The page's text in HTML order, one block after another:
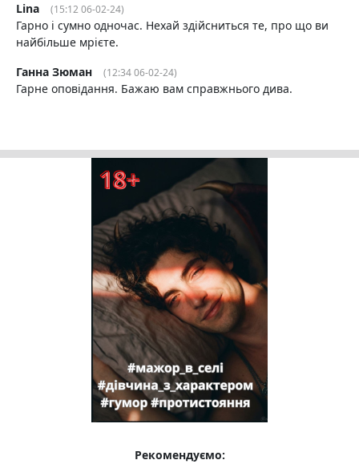
Lina
(15:12 06-02-24)
Гарно і сумно одночас. Нехай здійсниться те, про що ви
найбільше мрієте.
Ганна Зюман
(12:34 06-02-24)
Гарне оповідання. Бажаю вам справжнього дива.
Рекомендуємо: